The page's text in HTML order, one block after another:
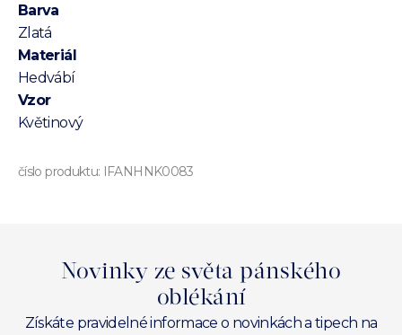
Barva
Zlatá
Materiál
Hedvábí
Vzor
Květinový
číslo produktu: IFANHNK0083
Novinky ze světa pánského
oblékání
Získáte pravidelné informace o novinkách a tipech na